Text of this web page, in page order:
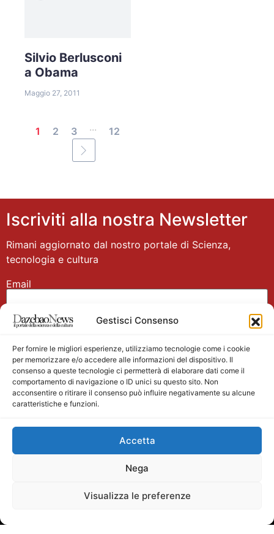
Gestisci Consenso
Per fornire le migliori esperienze, utilizziamo tecnologie come i cookie
per memorizzare e/o accedere alle informazioni del dispositivo. Il
consenso a queste tecnologie ci permetterà di elaborare dati come il
comportamento di navigazione o ID unici su questo sito. Non
acconsentire o ritirare il consenso può influire negativamente su alcune
caratteristiche e funzioni.
Accetta
Nega
Visualizza le preferenze
Silvio Berlusconi
a Obama
Maggio 27, 2011
1 2 3 ... 12
Iscriviti alla nostra Newsletter
Rimani aggiornato dal nostro portale di Scienza,
tecnologia e cultura
Email
Nome
Main partner
Testata giornalistica registrata presso il Tribunale di